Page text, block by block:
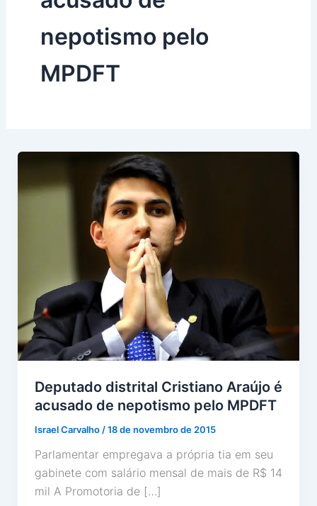
nepotismo pelo
MPDFT
Deputado distrital Cristiano Araújo é
acusado de nepotismo pelo MPDFT
Israel Carvalho /18 de novembro de 2015
Parlamentar empregava a própria tia em seu
gabinete com salário mensal de mais de R$ 14
mil A Promotoria de […]